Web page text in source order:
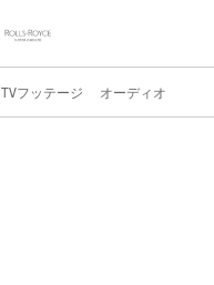
TVフッテージ オーディオ